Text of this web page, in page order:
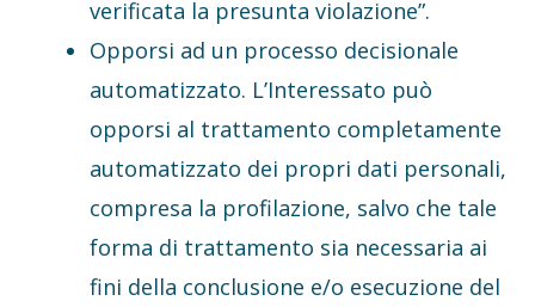
verificata la presunta violazione”.
Opporsi ad un processo decisionale
automatizzato. L’Interessato può
opporsi al trattamento completamente
automatizzato dei propri dati personali,
compresa la profilazione, salvo che tale
forma di trattamento sia necessaria ai
fini della conclusione e/o esecuzione del